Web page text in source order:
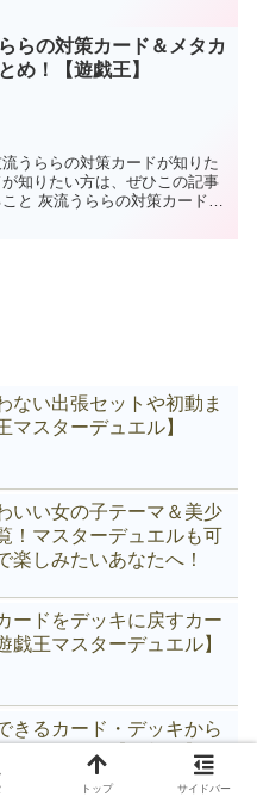
らの対策カード＆メタカ
め！【遊戯王】
うららの対策カードが知りた
知りたい方は、ぜひこの記事
と 灰流うららの対策カードが
ない出張セットや初動ま
マスターデュエル】
いい女の子テーマ＆美少
！マスターデュエルも可
楽しみたいあなたへ！
ードをデッキに戻すカー
戯王マスターデュエル】
きるカード・デッキから
ードまとめ【遊戯王】
トップ サイドバー